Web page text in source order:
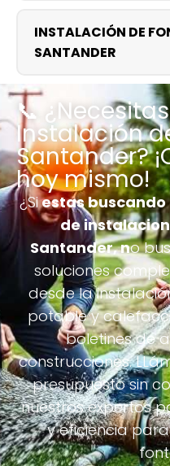
INSTALACIÓN DE
SANTANDER
📞
Instalación
Santander?
hoy mismo!
¿Siestas buscando
de
Santander, no
soluciones
desde la
potable y
boletines de
construcciones.
presupuesto sin
nuestros expertos
y eficiencia